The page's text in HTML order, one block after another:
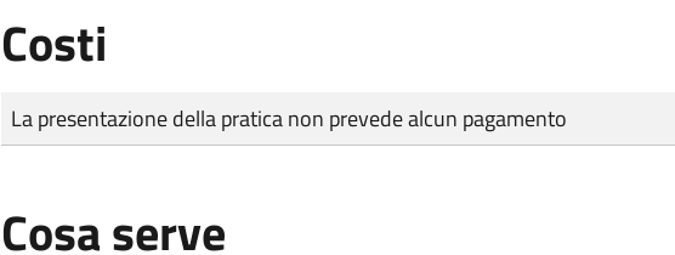
Costi
Tipo di pagamento
Importo
La presentazione della pratica non prevede alcun pagamento
Cosa serve